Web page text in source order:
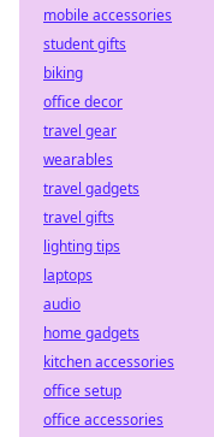
mobile accessories
student gifts
biking
office decor
travel gear
wearables
travel gadgets
travel gifts
lighting tips
laptops
audio
home gadgets
kitchen accessories
office setup
office accessories